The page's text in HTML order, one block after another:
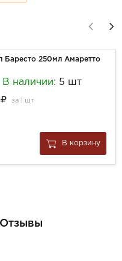
Баресто 250мл Амаретто
В наличии: 5 шт
за 1 шт
В корзину
Отзывы